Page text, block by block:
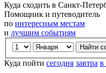
Куда сходить в Санкт-
Помощник и путеводитель
по интересным местам
и лучшим событиям
Куда пойти сегодня завтра в